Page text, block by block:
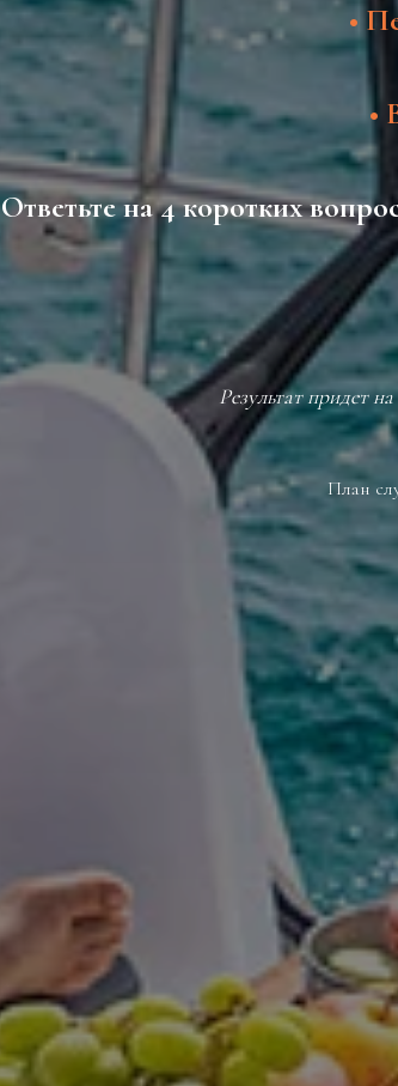
•
•
Ответьте на 4 коротких
Результат придет
План